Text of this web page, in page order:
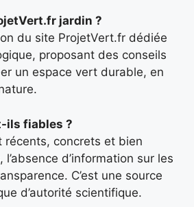
jardin ?
du site ProjetVert.fr dédiée
proposant des conseils
un espace vert durable, en
ils fiables ?
récents, concrets et bien
d’information sur les
C’est une source
d’autorité scientifique.